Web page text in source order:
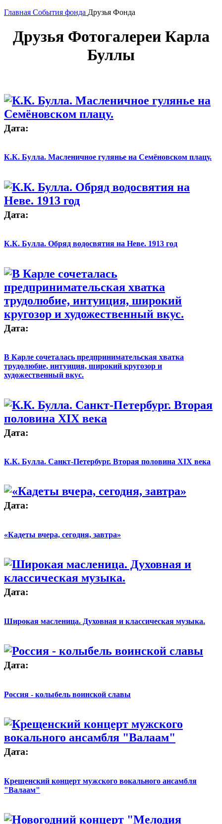
Главная События фонда Друзья Фонда
Друзья Фотогалереи Карла
Буллы
Дата:
К.К. Булла. Масленичное гулянье на Семёновском плацу.
Дата:
К.К. Булла. Обряд водосвятия на Неве. 1913 год
Дата:
В Карле сочеталась предпринимательская хватка
трудолюбие, интуиция, широкий кругозор и
художественный вкус.
Дата:
К.К. Булла. Санкт-Петербург. Вторая половина XIX века
Дата:
«Кадеты вчера, сегодня, завтра»
Дата:
Широкая масленица. Духовная и классическая музыка.
Дата:
Россия - колыбель воинской славы
Дата:
Крещенский концерт мужского вокального ансамбля
"Валаам"